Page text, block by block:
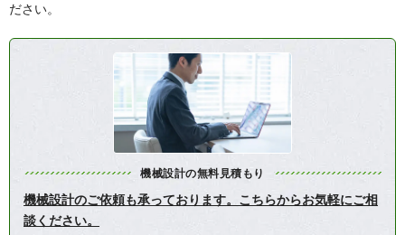
ださい。
機械設計の無料見積もり
機械設計のご依頼も承っております。こちらからお気軽にご相
談ください。